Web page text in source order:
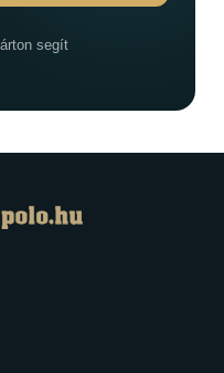
segít